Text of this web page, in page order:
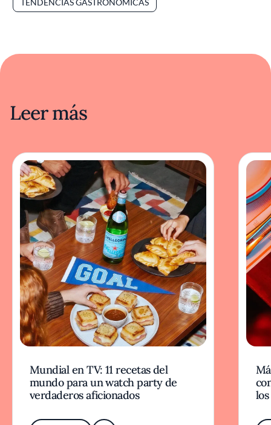
TENDENCIAS GASTRONÓMICAS
Leer más
Mundial en TV: 11 recetas del
mundo para un watch party de
verdaderos aficionados